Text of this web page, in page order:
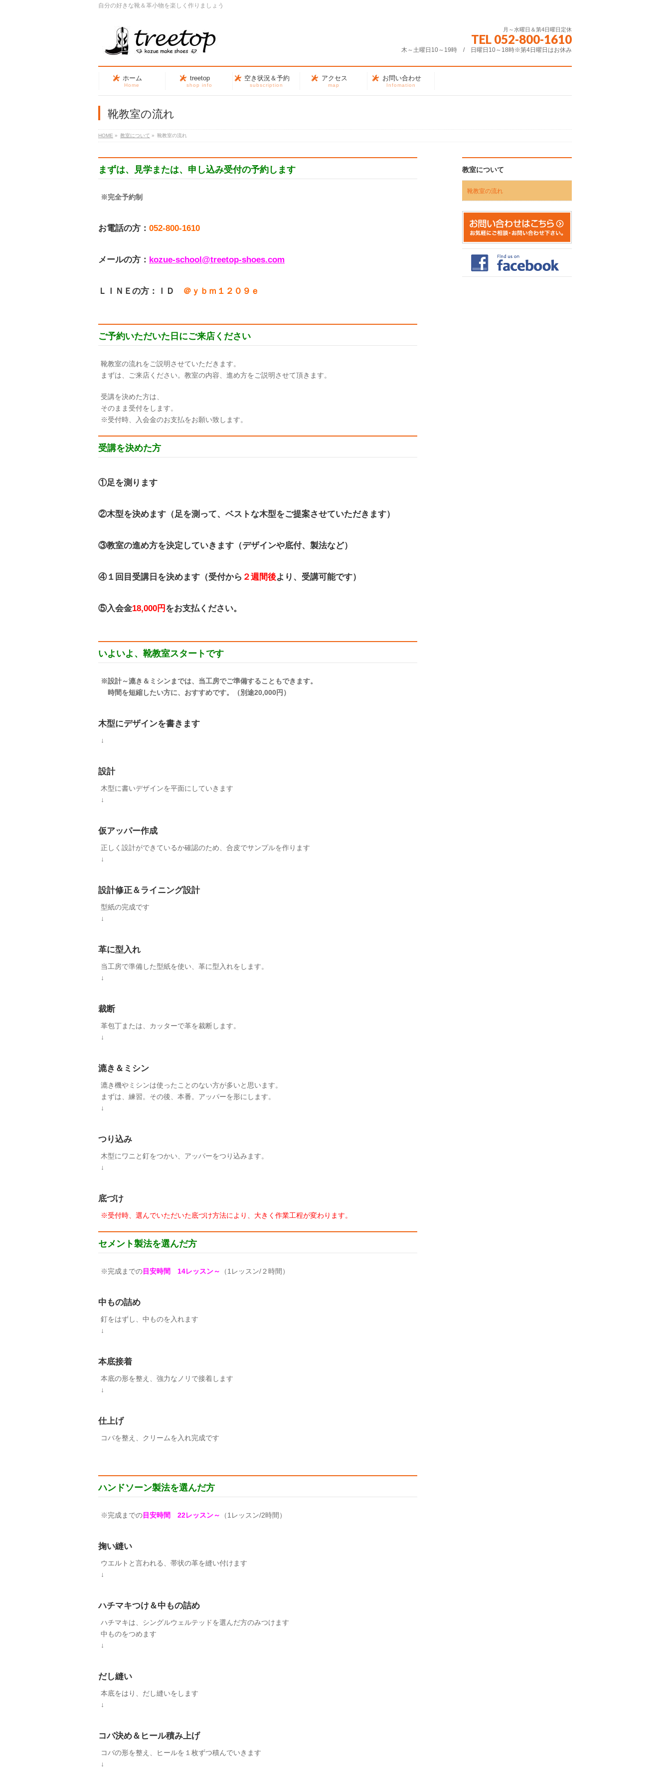
自分の好きな靴＆革小物を楽しく作りましょう
月～水曜日＆第4日曜日定休
TEL 052-800-1610
木～土曜日10～19時 / 日曜日10～18時※第4日曜日はお休み
ホーム
Home
treetop
shop info
空き状況＆予約
subscription
アクセス
map
お問い合わせ
Infomation
靴教室の流れ
HOME » 教室について » 靴教室の流れ
まずは、見学または、申し込み受付の予約します
※完全予約制
お電話の方： 052-800-1610
メールの方： kozue-school@treetop-shoes.com
ＬＩＮＥの方：ＩＤ ＠ｙｂｍ１２０９ｅ
ご予約いただいた日にご来店ください
靴教室の流れをご説明させていただきます。
まずは、ご来店ください。教室の内容、進め方をご説明させて頂きます。
受講を決めた方は、
そのまま受付をします。
※受付時、入会金のお支払をお願い致します。
受講を決めた方
①足を測ります
②木型を決めます（足を測って、ベストな木型をご提案させていただきます）
③教室の進め方を決定していきます（デザインや底付、製法など）
④１回目受講日を決めます（受付から ２週間後より、受講可能です）
⑤入会金18,000円 をお支払ください。
いよいよ、靴教室スタートです
※設計～漉き＆ミシンまでは、当工房でご準備することもできます。
時間を短縮したい方に、おすすめです。（別途20,000円）
木型にデザインを書きます
↓
設計
木型に書いデザインを平面にしていきます
↓
仮アッパー作成
正しく設計ができているか確認のため、合皮でサンプルを作ります
↓
設計修正＆ライニング設計
型紙の完成です
↓
革に型入れ
当工房で準備した型紙を使い、革に型入れをします。
↓
裁断
革包丁または、カッターで革を裁断します。
↓
漉き＆ミシン
漉き機やミシンは使ったことのない方が多いと思います。
まずは、練習。その後、本番。アッパーを形にします。
↓
つり込み
木型にワニと釘をつかい、アッパーをつり込みます。
↓
底づけ
※受付時、選んでいただいた底づけ方法により、大きく作業工程が変わります。
セメント製法を選んだ方
※完成までの目安時間 14レッスン～ （1レッスン/２時間）
中もの詰め
釘をはずし、中ものを入れます
↓
本底接着
本底の形を整え、強力なノリで接着します
↓
仕上げ
コバを整え、クリームを入れ完成です
ハンドソーン製法を選んだ方
※完成までの目安時間 22レッスン～ （1レッスン/2時間）
掬い縫い
ウエルトと言われる、帯状の革を縫い付けます
↓
ハチマキつけ＆中もの詰め
ハチマキは、シングルウェルテッドを選んだ方のみつけます
中ものをつめます
↓
だし縫い
本底をはり、だし縫いをします
↓
コバ決め＆ヒール積み上げ
コバの形を整え、ヒールを１枚ずつ積んでいきます
↓
教室について
靴教室の流れ